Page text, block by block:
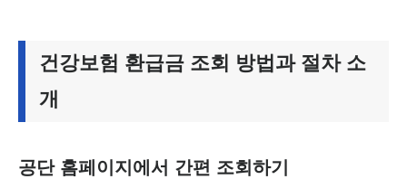
건강보험 환급금 조회 방법과 절차 소
개
공단 홈페이지에서 간편 조회하기